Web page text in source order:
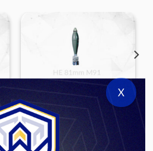
LARGE CALIBER AMMUNITION
HE 81mm M91
X